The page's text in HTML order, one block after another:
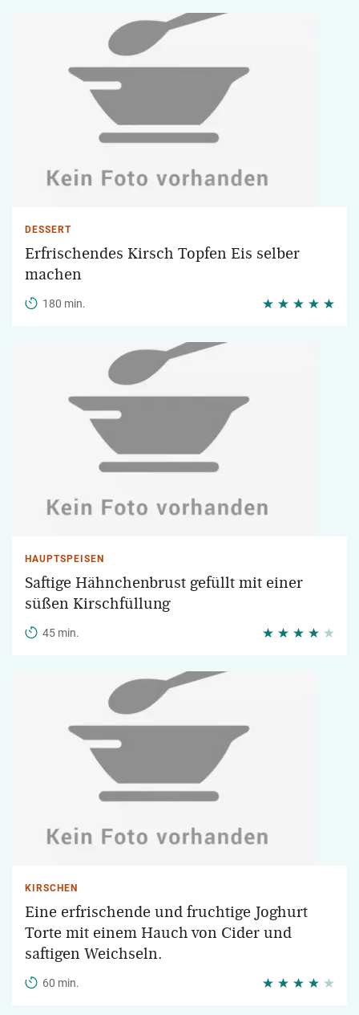
DESSERT
Erfrischendes Kirsch Topfen Eis selber
machen
180 min.
HAUPTSPEISEN
Saftige Hähnchenbrust gefüllt mit einer
süßen Kirschfüllung
45 min.
KIRSCHEN
Eine erfrischende und fruchtige Joghurt
Torte mit einem Hauch von Cider und
saftigen Weichseln.
60 min.